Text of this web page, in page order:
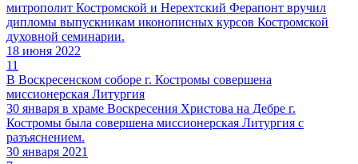
митрополит Костромской и Нерехтский Ферапонт вручил
дипломы выпускникам иконописных курсов Костромской
духовной семинарии.
18 июня 2022
11
В Воскресенском соборе г. Костромы совершена
миссионерская Литургия
30 января в храме Воскресения Христова на Дебре г.
Костромы была совершена миссионерская Литургия с
разъяснением.
30 января 2021